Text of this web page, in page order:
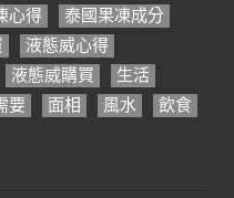
心得
泰國果凍成分
液態威心得
液態威購買
生活
要 面相 風水 飲食